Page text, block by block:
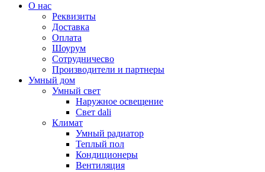
О нас
Реквизиты
Доставка
Оплата
Шоурум
Сотрудничесво
Производители и партнеры
Умный дом
Умный свет
Наружное освещение
Свет dali
Климат
Умный радиатор
Теплый пол
Кондиционеры
Вентиляция